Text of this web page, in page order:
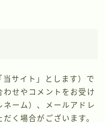
サイト」とします）で
せやコメントをお受け
ネーム）、メールアドレ
く場合がございます。